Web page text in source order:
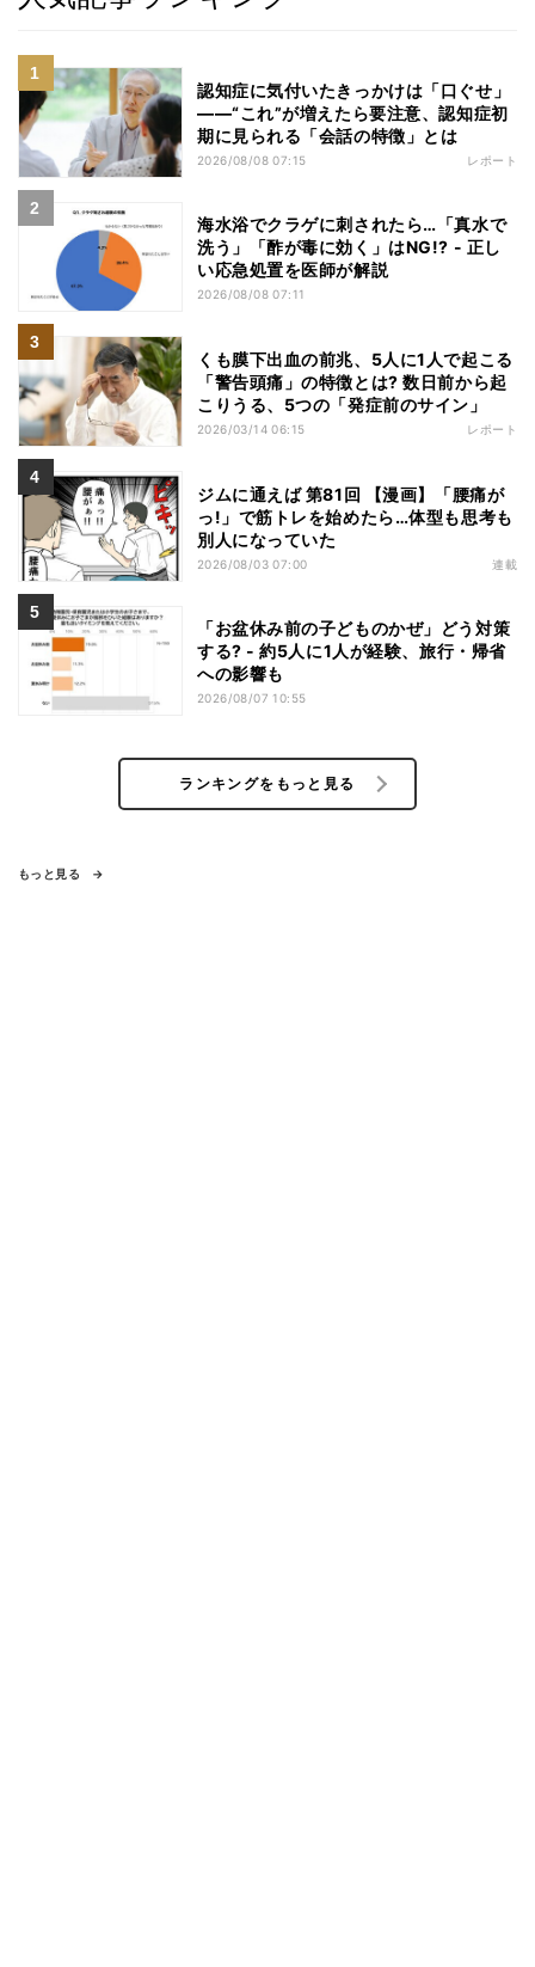
認知症に気付いたきっかけは「口ぐせ」
――“これ”が増えたら要注意、認知症初
期に見られる「会話の特徴」とは
2026/08/08 07:15 レポート
海水浴でクラゲに刺されたら…「真水で
洗う」「酢が毒に効く」はNG!? - 正し
い応急処置を医師が解説
2026/08/08 07:11
くも膜下出血の前兆、5人に1人で起こる
「警告頭痛」の特徴とは? 数日前から起
こりうる、5つの「発症前のサイン」
2026/03/14 06:15 レポート
ジムに通えば 第81回 【漫画】「腰痛が
っ!」で筋トレを始めたら…体型も思考も
別人になっていた
2026/08/03 07:00 連載
「お盆休み前の子どものかぜ」どう対策
する? - 約5人に1人が経験、旅行・帰省
への影響も
2026/08/07 10:55
ランキングをもっと見る
もっと見る